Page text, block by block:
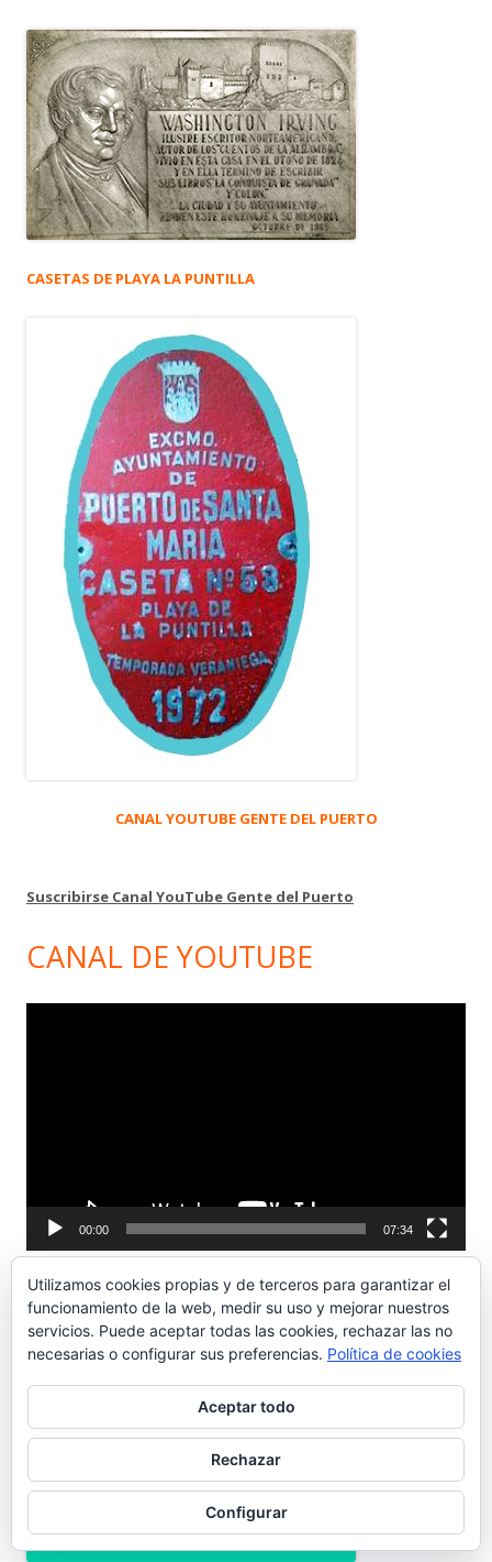
CASETAS DE PLAYA LA PUNTILLA
CANAL YOUTUBE GENTE DEL PUERTO
Suscribirse Canal YouTube Gente del Puerto
CANAL DE YOUTUBE
00:00 07:34
COÑAC PORTEÑO
Ir a las Viñetas de Alberto Castrelo
Utilizamos cookies propias y de terceros para garantizar el
funcionamiento de la web, medir su uso y mejorar nuestros
servicios. Puede aceptar todas las cookies, rechazar las no
necesarias o configurar sus preferencias. Política de cookies
Aceptar todo
Rechazar
Configurar